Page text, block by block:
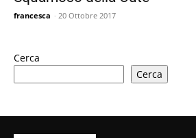
francesca - 20 Ottobre 2017
Cerca
Cerca